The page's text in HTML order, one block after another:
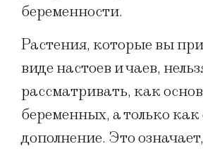
беременности.
Растения, которые вы
виде настоев и чаев,
рассматривать, как
беременных, а только как
дополнение. Это